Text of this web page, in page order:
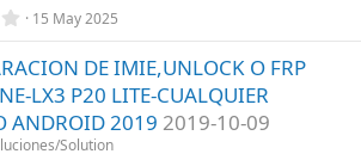
r
l
l
a
(
s
)
0
0
0
e
s
t
r
15 May 2025
DE IMIE,UNLOCK O FRP
LX3 P20 LITE-CUALQUIER
ANDROID 2019 2019-10-09
Solution